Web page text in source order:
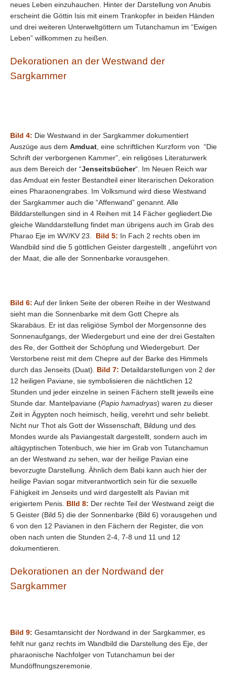
neues Leben einzuhauchen. Hinter der Darstellung von Anubis
erscheint die Göttin Isis mit einem Trankopfer in beiden Händen
und drei weiteren Unterweltgöttern um Tutanchamun im “Ewigen
Leben” willkommen zu heißen.
Dekorationen an der Westwand der
Sargkammer
Bild 4: Die Westwand in der Sargkammer dokumentiert
Auszüge aus dem Amduat , eine schriftlichen Kurzform von “Die
Schrift der verborgenen Kammer”, ein religöses Literaturwerk
aus dem Bereich der “Jenseitsbücher“. Im Neuen Reich war
das Amduat ein fester Bestandteil einer literarischen Dekoration
eines Pharaonengrabes. Im Volksmund wird diese Westwand
der Sargkammer auch die “Affenwand” genannt. Alle
Bilddarstellungen sind in 4 Reihen mit 14 Fächer gegliedert.Die
gleiche Wanddarstellung findet man übrigens auch im Grab des
Pharao Eje im WV/KV 23.
Bild 5: In Fach 2 rechts oben im
Wandbild sind die 5 göttlichen Geister dargestellt , angeführt von
der Maat, die alle der Sonnenbarke vorausgehen.
Bild 6: Auf der linken Seite der oberen Reihe in der Westwand
sieht man die Sonnenbarke mit dem Gott Chepre als
Skarabäus. Er ist das religiöse Symbol der Morgensonne des
Sonnenaufgangs, der Wiedergeburt und eine der drei Gestalten
des Re, der Gottheit der Schöpfung und Wiedergeburt. Der
Verstorbene reist mit dem Chepre auf der Barke des Himmels
durch das Jenseits (Duat). Bild 7: Detaildarstellungen von 2 der
12 heiligen Paviane, sie symbolisieren die nächtlichen 12
Stunden und jeder einzelne in seinen Fächern stellt jeweils eine
Stunde dar. Mantelpaviane (Papio hamadryas) waren zu dieser
Zeit in Ägypten noch heimisch, heilig, verehrt und sehr beliebt.
Nicht nur Thot als Gott der Wissenschaft, Bildung und des
Mondes wurde als Paviangestalt dargestellt, sondern auch im
altägyptischen Totenbuch, wie hier im Grab von Tutanchamun
an der Westwand zu sehen, war der heilige Pavian eine
bevorzugte Darstellung. Ähnlich dem Babi kann auch hier der
heilige Pavian sogar mitverantwortlich sein für die sexuelle
Fähigkeit im Jenseits und wird dargestellt als Pavian mit
erigiertem Penis. BIld 8: Der rechte Teil der Westwand zeigt die
5 Geister (Bild 5) die der Sonnenbarke (Bild 6) vorausgehen und
6 von den 12 Pavianen in den Fächern der Register, die von
oben nach unten die Stunden 2-4, 7-8 und 11 und 12
dokumentieren.
Dekorationen an der Nordwand der
Sargkammer
Bild 9: Gesamtansicht der Nordwand in der Sargkammer, es
fehlt nur ganz rechts im Wandbild die Darstellung des Eje, der
pharaonische Nachfolger von Tutanchamun bei der
Mundöffnungszeremonie.